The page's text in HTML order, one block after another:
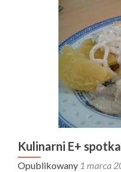
Kulinarni E+
Opublikowany 1 marca